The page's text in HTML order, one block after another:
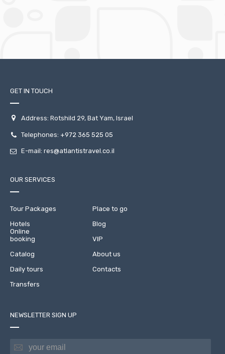
GET IN TOUCH
Address: Rotshild 29, Bat Yam, Israel
Telephones: +972 365 525 05
E-mail: res@atlantistravel.co.il
OUR SERVICES
Tour Packages
Hotels
Online
booking
Catalog
Daily tours
Transfers
Place to go
Blog
VIP
About us
Contacts
NEWSLETTER SIGN UP